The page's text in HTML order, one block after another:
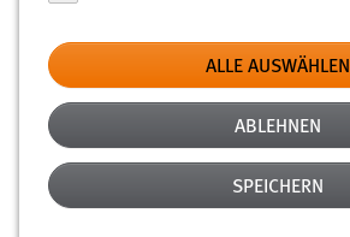
Typ
Erstellungsdatum
Alter
ALLE AUSWÄHLEN
ABLEHNEN
SPEICHERN